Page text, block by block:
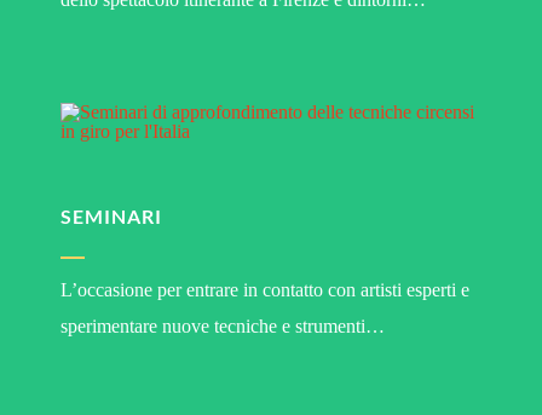
SEMINARI
L’occasione per entrare in contatto con artisti esperti e
sperimentare nuove tecniche e strumenti…